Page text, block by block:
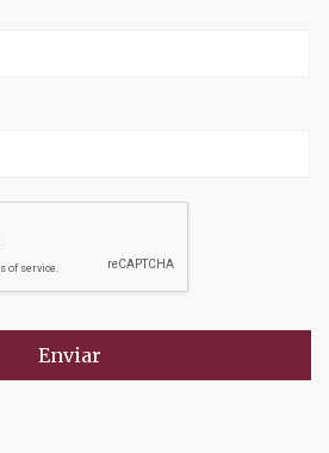
Enviar